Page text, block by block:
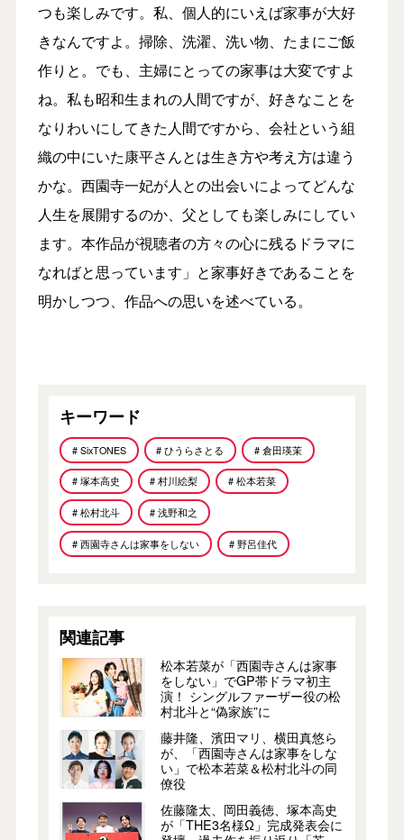
つも楽しみです。私、個人的にいえば家事が大好
きなんですよ。掃除、洗濯、洗い物、たまにご飯
作りと。でも、主婦にとっての家事は大変ですよ
ね。私も昭和生まれの人間ですが、好きなことを
なりわいにしてきた人間ですから、会社という組
織の中にいた康平さんとは生き方や考え方は違う
かな。西園寺一妃が人との出会いによってどんな
人生を展開するのか、父としても楽しみにしてい
ます。本作品が視聴者の方々の心に残るドラマに
なればと思っています」と家事好きであることを
明かしつつ、作品への思いを述べている。
キーワード
# SixTONES # ひうらさとる # 倉田瑛茉
# 塚本高史 # 村川絵梨 # 松本若菜
# 松村北斗 # 浅野和之
# 西園寺さんは家事をしない # 野呂佳代
関連記事
松本若菜が「西園寺さんは家事
をしない」でGP帯ドラマ初主
演！ シングルファーザー役の松
村北斗と“偽家族”に
藤井隆、濱田マリ、横田真悠ら
が、「西園寺さんは家事をしな
い」で松本若菜＆松村北斗の同
僚役
佐藤隆太、岡田義徳、塚本高史
が「THE3名様Ω」完成発表会に